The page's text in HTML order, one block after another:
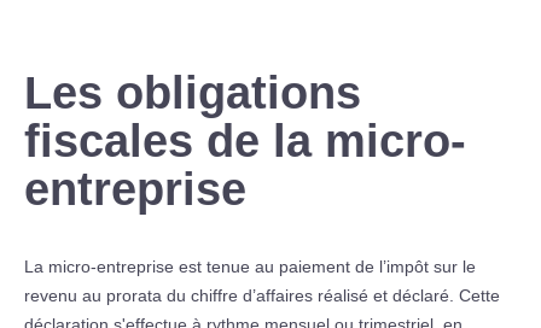
Les obligations
fiscales de la micro-
entreprise
La micro-entreprise est tenue au paiement de l’impôt sur le
revenu au prorata du chiffre d’affaires réalisé et déclaré. Cette